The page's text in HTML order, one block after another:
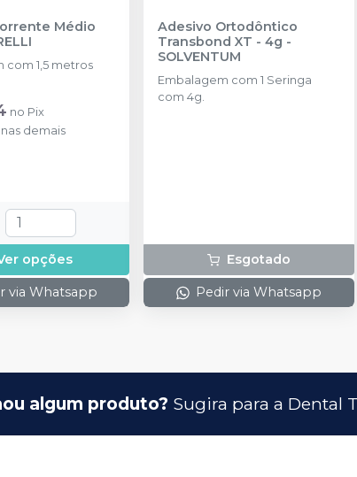
Médio
com 1,5 metros
no Pix
nas demais
opções
via Whatsapp
Adesivo Ortodôntico
Transbond XT - 4g -
SOLVENTUM
Embalagem com 1 Seringa
com 4g.
Esgotado
Pedir via Whatsapp
algum produto? Sugira para a Dental